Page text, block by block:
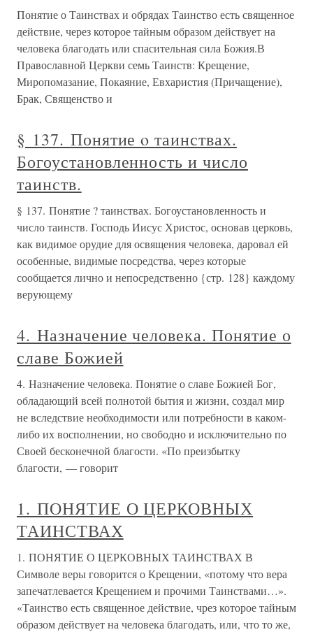
Понятие о Таинствах и обрядах Таинство есть священное
действие, через которое тайным образом действует на
человека благодать или спасительная сила Божия.В
Православной Церкви семь Таинств: Крещение,
Миропомазание, Покаяние, Евхаристия (Причащение),
Брак, Священство и
§ 137. Понятие ο таинствах.
Богоустановленность и число
таинств.
§ 137. Понятие ? таинствах. Богоустановленность и
число таинств. Господь Иисус Христос, основав церковь,
как видимое орудие для освящения человека, даровал ей
особенные, видимые посредства, через которые
сообщается лично и непосредственно {стр. 128} каждому
верующему
4. Назначение человека. Понятие о
славе Божией
4. Назначение человека. Понятие о славе Божией Бог,
обладающий всей полнотой бытия и жизни, создал мир
не вследствие необходимости или потребности в каком-
либо их восполнении, но свободно и исключительно по
Своей бесконечной благости. «По преизбытку
благости, — говорит
1. ПОНЯТИЕ О ЦЕРКОВНЫХ
ТАИНСТВАХ
1. ПОНЯТИЕ О ЦЕРКОВНЫХ ТАИНСТВАХ В
Символе веры говорится о Крещении, «потому что вера
запечатлевается Крещением и прочими Таинствами…».
«Таинство есть священное действие, чрез которое тайным
образом действует на человека благодать, или, что то же,